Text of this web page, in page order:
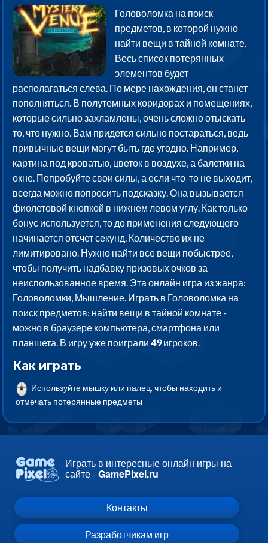
Головоломка на поиск
предметов, в которой нужно
найти вещи в тайной комнате.
Весь список потерянных
элементов будет
располагаться слева. По мере нахождения, он станет
пополняться. В полутемных коридорах и помещениях,
которые сильно захламлены, очень сложно отыскать
то, что нужно. Вам придется сильно постараться, ведь
привычные вещи могут быть где угодно. Например,
картина под кроватью, цветок в воздухе, а балетки на
окне. Попробуйте свои силы, а если что-то не выходит,
всегда можно попросить подсказку. Она вызывается
фиолетовой кнопкой в нижнем левом углу. Как только
бонус используется, то до применения следующего
начинается отсчет секунд. Количество их не
лимитировано. Нужно найти все вещи побыстрее,
чтобы получить надбавку призовых очков за
неиспользованное время. Эта онлайн игра из жанра:
Головоломки, Мышление. Играть в Головоломка на
поиск предметов: найти вещи в тайной комнате -
можно в браузере компьютера, смартфона или
планшета. В игру уже поиграли49игроков.
Как играть
Используйте мышку или палец, чтобы находить и
отмечать потерянные предметы
Играть в интересные онлайн игры на
сайте -GamePixel.ru
Контакты
Разработчикам игр